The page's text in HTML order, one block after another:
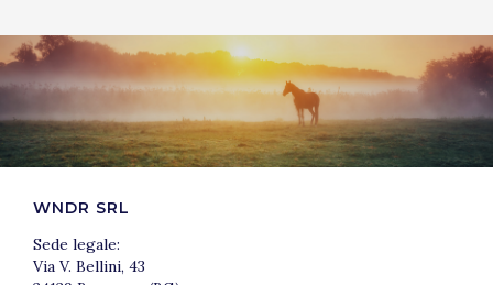
WNDR SRL
Sede legale:
Via V. Bellini, 43